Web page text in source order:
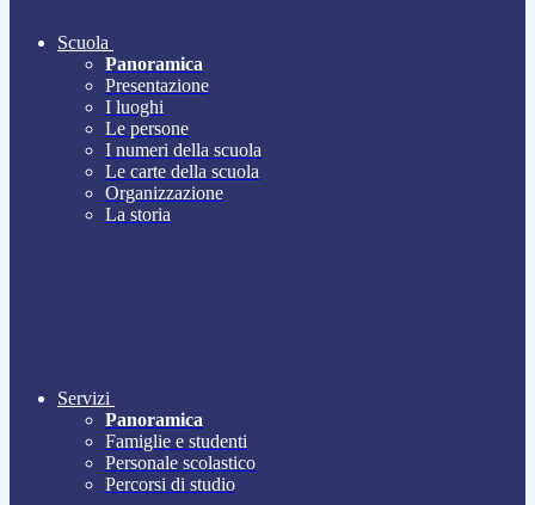
Scuola
Panoramica
Presentazione
I luoghi
Le persone
I numeri della scuola
Le carte della scuola
Organizzazione
La storia
Servizi
Panoramica
Famiglie e studenti
Personale scolastico
Percorsi di studio